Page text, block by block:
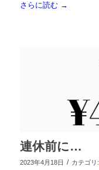
さらに読む→
連休前に…
2023年4月18日 / カテゴリ: